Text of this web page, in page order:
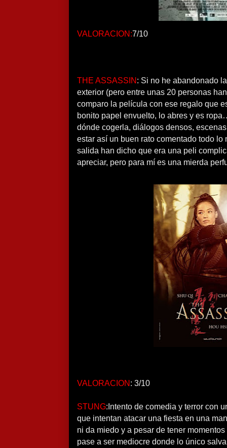
VALORACION:7/10
THE ASSASSIN: Si no he abandonado
exterior (pero entre unas 20 personas
comparo la película con ese regalo que
bonito papel envuelto, lo abres y es
dónde cogerla, diálogos densos,
estar así un buen rato comentado todo
salida han dicho que era una peli
apreciar, pero para mí es una mierda
VALORACION: 3/10
STUNG:Intento de comedia y terror con
que intentan atacar una fiesta en una
ni da miedo y a pesar de tener
pase a ser mediocre donde lo único